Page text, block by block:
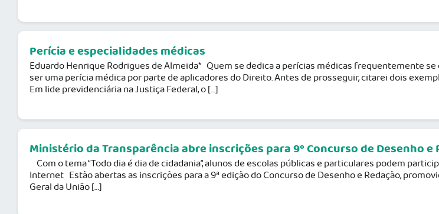
Perícia e especialidades médicas
Eduardo Henrique Rodrigues de Almeida* Quem se dedica a perícias médicas frequentemente
ser uma perícia médica por parte de aplicadores do Direito. Antes de prosseguir, citarei dois
Em lide previdenciária na Justiça Federal, o […]
Ministério da Transparência abre inscrições para 9º Concurso de Desenho e
Com o tema “Todo dia é dia de cidadania”, alunos de escolas públicas e particulares podem
Internet Estão abertas as inscrições para a 9ª edição do Concurso de Desenho e Redação,
Geral da União […]